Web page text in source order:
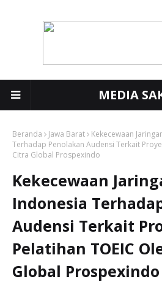
MEDIA
Beranda Jawa Barat
Kekecewaan
Terhadap Penolakan Audensi Terkait
Citra Global Prospexindo
Kekecewaan
Indonesia
Audensi Terkait
Pelatihan TOEIC
Global Prospexindo